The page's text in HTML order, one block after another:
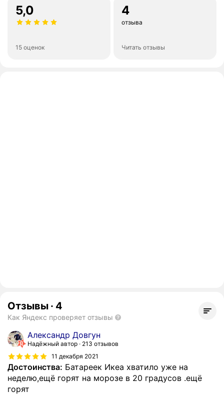
5,0
15 оценок
4
отзыва
Читать отзывы
Отзывы · 4
Как Яндекс проверяет отзывы
Александр Довгун
Надёжный автор
213 отзывов
11 декабря 2021
Достоинства: Батареек Икеа хватило уже на
неделю,ещё горят на морозе в 20 градусов .ещё
горят